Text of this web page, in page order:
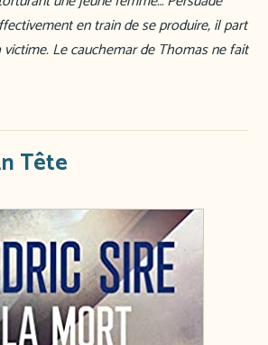
en train de se produire, il part
Le cauchemar de Thomas ne fait
Tête